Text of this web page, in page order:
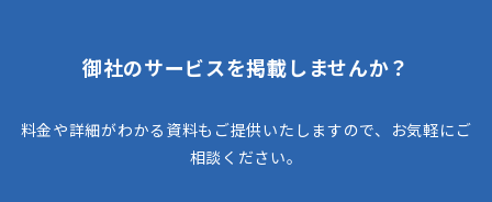
御社のサービスを掲載しませんか？
料金や詳細がわかる資料もご提供いたしますので、お気軽にご
相談ください。